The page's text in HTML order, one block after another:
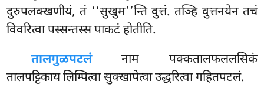
दुरुपलक्खणीयं, तं ‘‘सुखुम’’न्ति वुत्तं. तञ्हि वुत्तनयेन तचं
विवरित्वा पस्सन्तस्स पाकटं होतीति.
तालगुळपटलंनाम पक्कतालफललसिकं
तालपट्टिकाय लिम्पित्वा सुक्खापेत्वा उद्धरित्वा गहितपटलं.